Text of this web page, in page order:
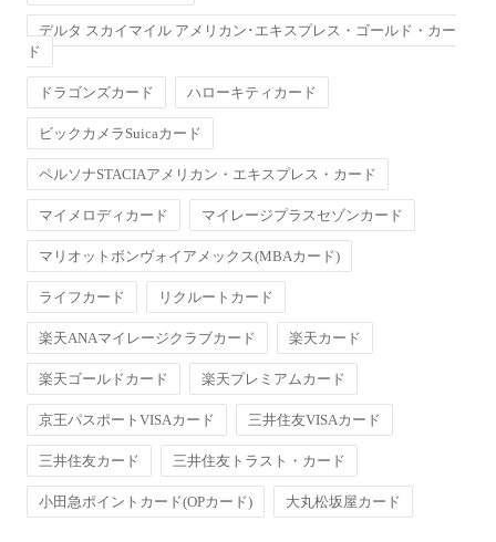
デルタ スカイマイル アメリカン･エキスプレス・ゴールド・カー
ド
ドラゴンズカード ハローキティカード
ビックカメラSuicaカード
ペルソナSTACIAアメリカン・エキスプレス・カード
マイメロディカード マイレージプラスセゾンカード
マリオットボンヴォイアメックス(MBAカード)
ライフカード リクルートカード
楽天ANAマイレージクラブカード 楽天カード
楽天ゴールドカード 楽天プレミアムカード
京王パスポートVISAカード 三井住友VISAカード
三井住友カード 三井住友トラスト・カード
小田急ポイントカード(OPカード) 大丸松坂屋カード